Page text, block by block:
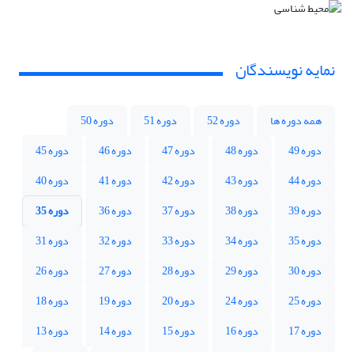
نمایه نویسندگان
همه دوره ها دوره 52 دوره 51
دوره 50
دوره 49
دوره 48 دوره 47 دوره 46
دوره 45
دوره 44
دوره 43 دوره 42 دوره 41
دوره 40
دوره 39
دوره 38 دوره 37 دوره 36
دوره 35
دوره 35
دوره 34 دوره 33 دوره 32
دوره 31
دوره 30
دوره 29 دوره 28 دوره 27
دوره 26
دوره 25
دوره 24 دوره 20 دوره 19
دوره 18
دوره 17
دوره 16 دوره 15 دوره 14
دوره 13